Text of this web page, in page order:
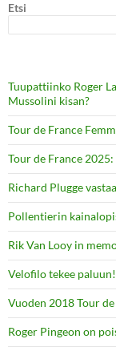
Etsi
Tuupattiinko Roger
Mussolini kisan?
Tour de France
Tour de France
Richard Plugge
Pollentierin
Rik Van Looy in
Velofilo tekee paluun!
Vuoden 2018 Tour
Roger Pingeon on